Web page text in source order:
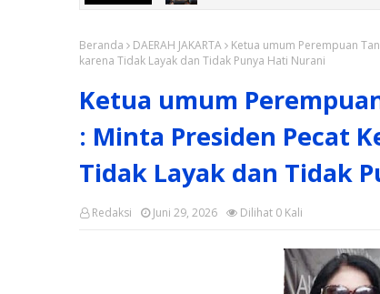
Beranda DAERAH JAKARTA
Ketua umum Perempuan
karena Tidak Layak dan Tidak Punya Hati Nurani
Ketua umum
: Minta Presiden Pecat
Tidak Layak dan Tidak
Redaksi Dilihat 0 Kali
Juni 29, 2026